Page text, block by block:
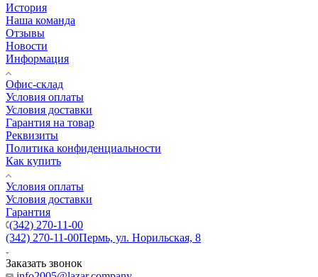
История
Наша команда
Отзывы
Новости
Информация
Офис-склад
Условия оплаты
Условия доставки
Гарантия на товар
Реквизиты
Политика конфиденциальности
Как купить
Условия оплаты
Условия доставки
Гарантия
(342) 270-11-00
(342) 270-11-00Пермь, ул. Норильская, 8
Заказать звонок